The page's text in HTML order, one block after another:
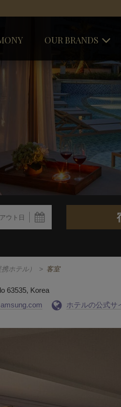
OUR BRANDS
ニッコー・ホテルズ・インタ
ショナル
ホテルJALシティ
ホテル） > 客室
63535, Korea
ホテルの公式サ